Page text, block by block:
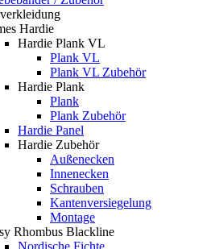
Hardie
Hardie Plank VL
Plank VL
Plank VL Zubehör
Hardie Plank
Plank
Plank Zubehör
Hardie Panel
Hardie Zubehör
Außenecken
Innenecken
Schrauben
Kantenversiegelung
Montage
Rhombus Blackline
Nordische Fichte